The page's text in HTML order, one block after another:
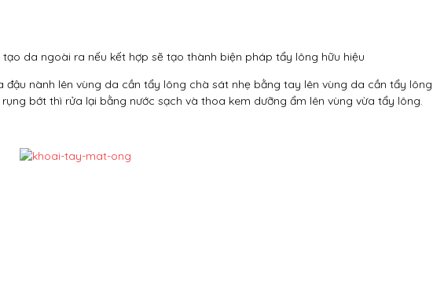
da ngoài ra nếu kết hợp sẽ tạo thành biện pháp tẩy lông hữu hiệu
đậu nành lên vùng da cần tẩy lông chà sát nhẹ bằng tay lên vùng da cần tẩy lông
bớt thì rửa lại bằng nước sạch và thoa kem dưỡng ẩm lên vùng vừa tẩy lông.